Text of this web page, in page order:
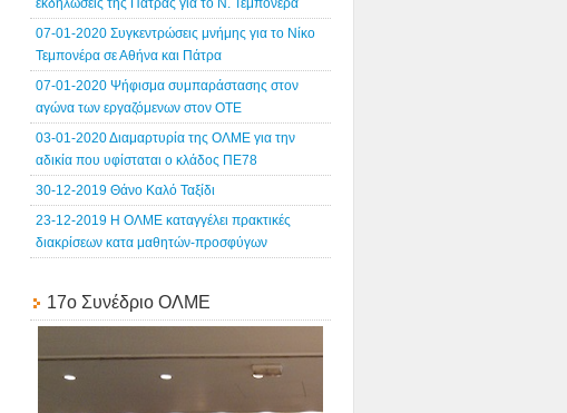
εκδηλώσεις της Πάτρας για το Ν. Τεμπονέρα
07-01-2020 Συγκεντρώσεις μνήμης για το Νίκο
Τεμπονέρα σε Αθήνα και Πάτρα
07-01-2020 Ψήφισμα συμπαράστασης στον
αγώνα των εργαζόμενων στον ΟΤΕ
03-01-2020 Διαμαρτυρία της ΟΛΜΕ για την
αδικία που υφίσταται ο κλάδος ΠΕ78
30-12-2019 Θάνο Καλό Ταξίδι
23-12-2019 Η ΟΛΜΕ καταγγέλει πρακτικές
διακρίσεων κατα μαθητών-προσφύγων
17o Συνέδριο ΟΛΜΕ